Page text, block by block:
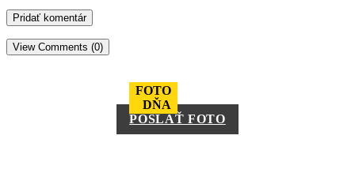
View Comments (0)
FOTO
DŇA
POSLAŤ FOTO